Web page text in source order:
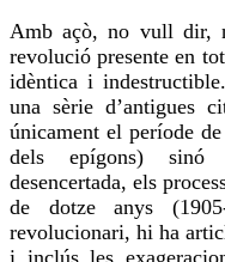
Amb açò, no vull dir,
revoluciópresente en
idèntica i
una sèrie d’antigues
únicament el període
dels epígons) sinó
desencertada, els
de dotze anys
revolucionari, hi ha
i inclús les